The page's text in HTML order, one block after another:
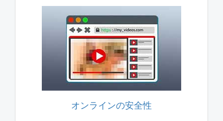
オンラインの安全性